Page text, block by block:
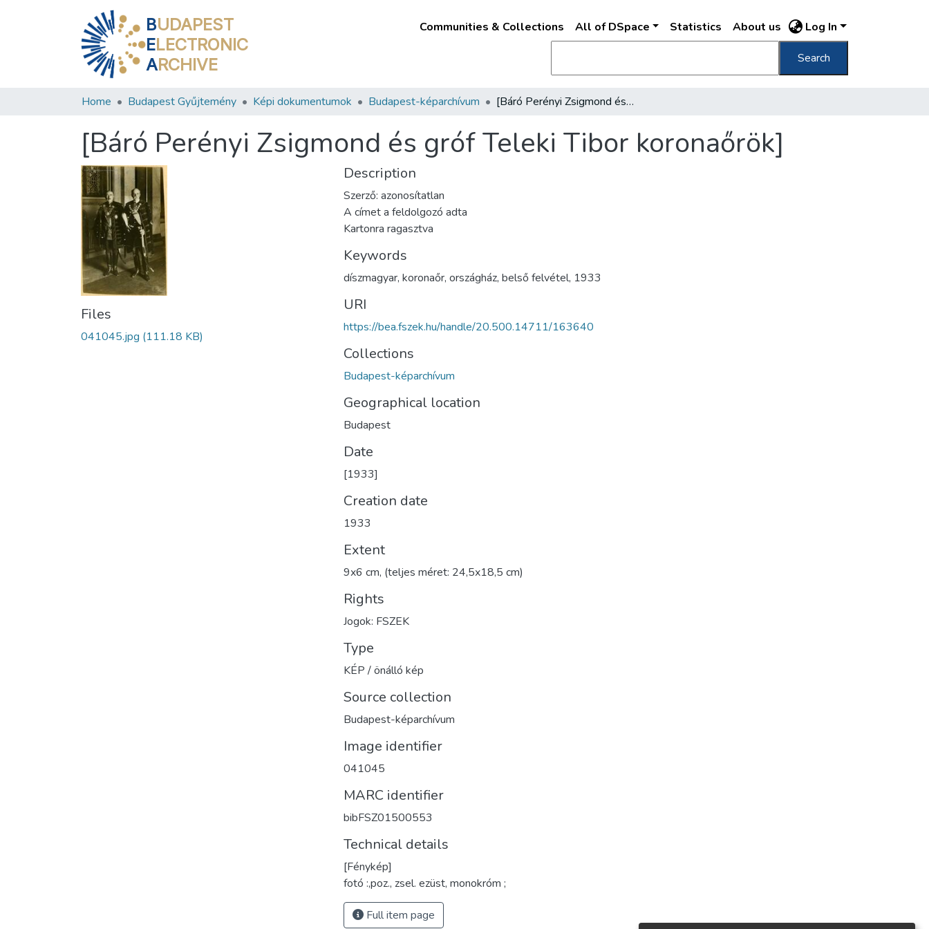
BUDAPEST
ELECTRONIC
ARCHIVE
Communities & Collections All of DSpace Statistics About us Log In
Search
Home Budapest Gyűjtemény Képi dokumentumok Budapest-képarchívum [Báró Perényi Zsigmond és gróf Teleki Tibor koronaőrök]
[Báró Perényi Zsigmond és gróf Teleki Tibor koronaőrök]
Files
041045.jpg (111.18 KB)
Description
Szerző: azonosítatlan
A címet a feldolgozó adta
Kartonra ragasztva
Keywords
díszmagyar, koronaőr, országház, belső felvétel, 1933
URI
https://bea.fszek.hu/handle/20.500.14711/163640
Collections
Budapest-képarchívum
Geographical location
Budapest
Date
[1933]
Creation date
1933
Extent
9x6 cm, (teljes méret: 24,5x18,5 cm)
Rights
Jogok: FSZEK
Type
KÉP / önálló kép
Source collection
Budapest-képarchívum
Image identifier
041045
MARC identifier
bibFSZ01500553
Technical details
[Fénykép]
fotó :,poz., zsel. ezüst, monokróm ;
Full item page